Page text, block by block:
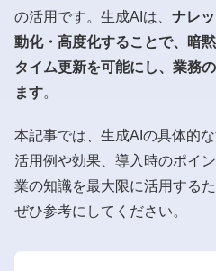
の活用です。生成AIは、 ナレ
動化・高度化することで、暗
タイム更新を可能にし、業務
ます。
本記事では、生成AIの具体的
活用例や効果、導入時のポイ
業の知識を最大限に活用する
ぜひ参考にしてください。